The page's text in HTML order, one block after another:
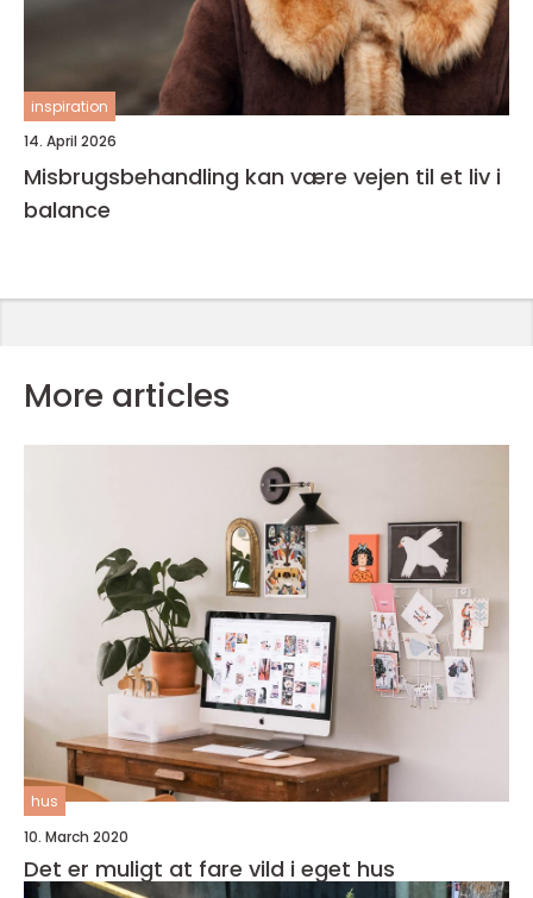
inspiration
14. April 2026
Misbrugsbehandling kan være vejen til et liv i
balance
More articles
hus
10. March 2020
Det er muligt at fare vild i eget hus